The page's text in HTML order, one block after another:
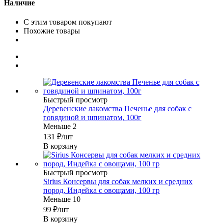
Наличие
С этим товаром покупают
Похожие товары
Быстрый просмотр
Деревенские лакомства Печенье для собак с
говядиной и шпинатом, 100г
Меньше 2
131 ₽/шт
В корзину
Быстрый просмотр
Sirius Консервы для собак мелких и средних
пород, Индейка с овощами, 100 гр
Меньше 10
99 ₽/шт
В корзину